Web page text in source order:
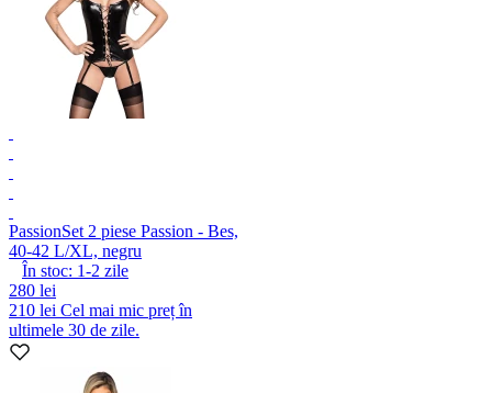
PassionSet 2 piese Passion - Bes,
40-42 L/XL, negru
În stoc: 1-2 zile
280 lei
210 lei Cel mai mic preț în
ultimele 30 de zile.